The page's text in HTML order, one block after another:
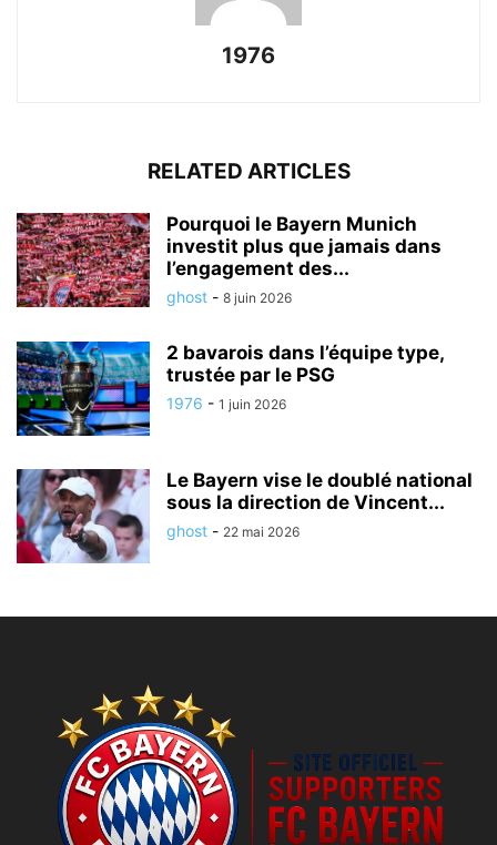
1976
RELATED ARTICLES
Pourquoi le Bayern Munich
investit plus que jamais dans
l’engagement des...
ghost - 8 juin 2026
2 bavarois dans l’équipe type,
trustée par le PSG
1976 - 1 juin 2026
Le Bayern vise le doublé national
sous la direction de Vincent...
ghost - 22 mai 2026